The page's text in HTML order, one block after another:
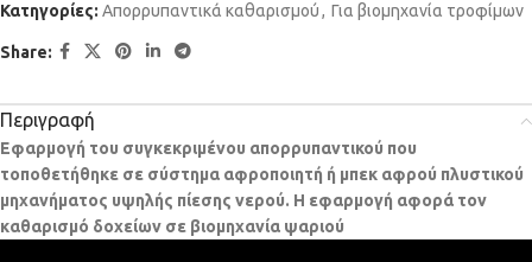
Κατηγορίες: Απορρυπαντικά καθαρισμού, Για βιομηχανία τροφίμων
Share:
Περιγραφή
Εφαρμογή του συγκεκριμένου απορρυπαντικού που
τοποθετήθηκε σε σύστημα αφροποιητή ή μπεκ αφρού πλυστικού
μηχανήματος υψηλής πίεσης νερού. Η εφαρμογή αφορά τον
καθαρισμό δοχείων σε βιομηχανία ψαριού